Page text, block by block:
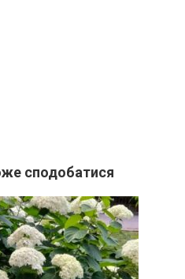
сподобатися